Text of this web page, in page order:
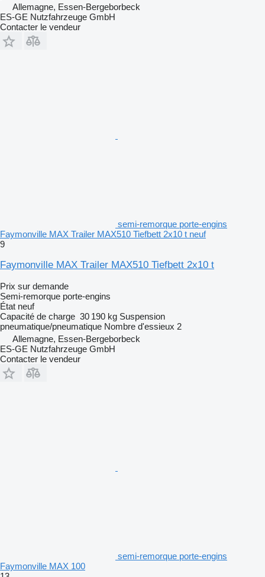
Allemagne, Essen-Bergeborbeck
ES-GE Nutzfahrzeuge GmbH
Contacter le vendeur
semi-remorque porte-engins
Faymonville MAX Trailer MAX510 Tiefbett 2x10 t neuf
9
Faymonville MAX Trailer MAX510 Tiefbett 2x10 t
Prix sur demande
Semi-remorque porte-engins
État neuf
Capacité de charge 30 190 kg Suspension
pneumatique/pneumatique Nombre d'essieux 2
Allemagne, Essen-Bergeborbeck
ES-GE Nutzfahrzeuge GmbH
Contacter le vendeur
semi-remorque porte-engins
Faymonville MAX 100